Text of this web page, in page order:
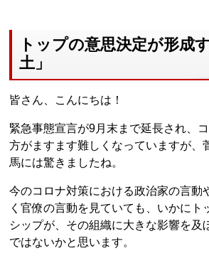
トップの意思決定が形成
土」
皆さん、こんにちは！
緊急事態宣言が9月末まで延長され、
方がますます難しくなっていますが、
馬には驚きましたね。
今のコロナ対策における政治家の言動
く官僚の言動を見ていても、いかにト
シップが、その組織に大きな影響を及
ではないかと思います。